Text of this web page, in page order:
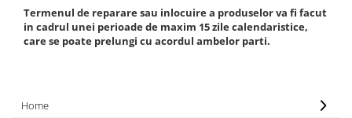
Termenul de reparare sau inlocuire a produselor va fi facut
in cadrul unei perioade de maxim 15 zile calendaristice,
care se poate prelungi cu acordul ambelor parti.
Home